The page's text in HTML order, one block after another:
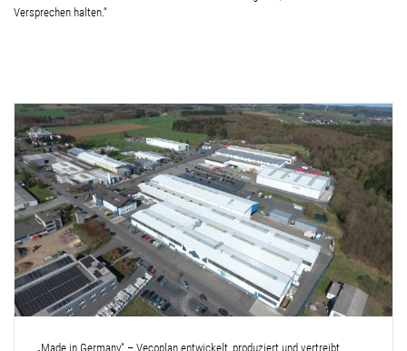
Versprechen halten.“
„Made in Germany“ – Vecoplan entwickelt, produziert und vertreibt